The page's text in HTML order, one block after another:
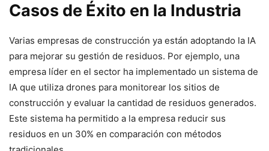
Casos de Éxito en la Industria
Varias empresas de construcción ya están adoptando la IA
para mejorar su gestión de residuos. Por ejemplo, una
empresa líder en el sector ha implementado un sistema de
IA que utiliza drones para monitorear los sitios de
construcción y evaluar la cantidad de residuos generados.
Este sistema ha permitido a la empresa reducir sus
residuos en un 30% en comparación con métodos